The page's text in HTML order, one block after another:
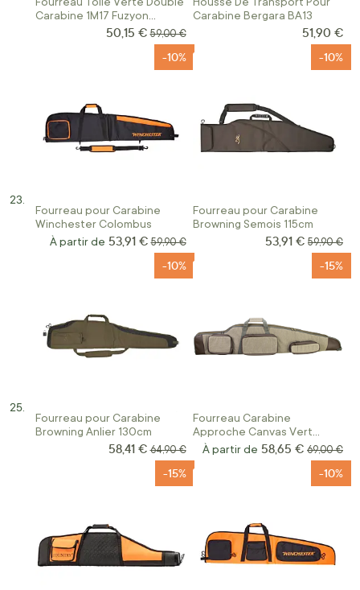
Carabine 1M17 Fuzyon
Prix Spécial
50,15 € Prix normal
59,00 €
Carabine Bergara BA13
51,90 €
Fourreau pour Carabine
Winchester Colombus
-10%
À partir de 53,91 € Prix normal
59,90 €
Fourreau pour Carabine
Browning Semois 115cm
-10%
Prix Spécial
53,91 € Prix
59,90 €
Fourreau pour Carabine
Browning Anlier 130cm
-10%
Prix Spécial
58,41 € Prix normal
64,90 €
Fourreau Carabine
Approche Canvas Vert
Januel
-15%
À partir de 58,65 € Prix
69,00 €
-15% -10%